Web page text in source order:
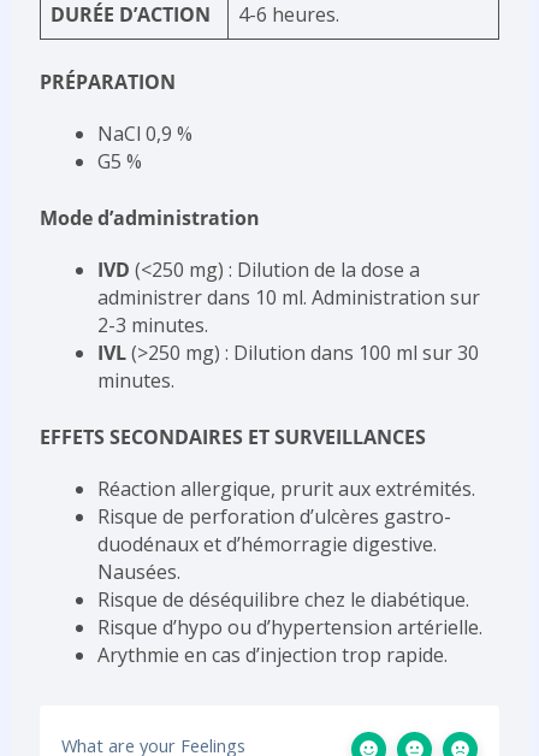
DURÉE D’ACTION
4-6 heures.
PRÉPARATION
NaCl 0,9 %
G5 %
Mode d’administration
IVD (<250 mg) : Dilution de la dose a
administrer dans 10 ml. Administration sur
2-3 minutes.
IVL(>250 mg) : Dilution dans 100 ml sur 30
minutes.
EFFETS SECONDAIRES ET SURVEILLANCES
Réaction allergique, prurit aux extrémités.
Risque de perforation d’ulcères gastro-
duodénaux et d’hémorragie digestive.
Nausées.
Risque de déséquilibre chez le diabétique.
Risque d’hypo ou d’hypertension artérielle.
Arythmie en cas d’injection trop rapide.
What are your Feelings